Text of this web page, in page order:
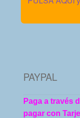
PAYPAL
Paga a través
pagar con